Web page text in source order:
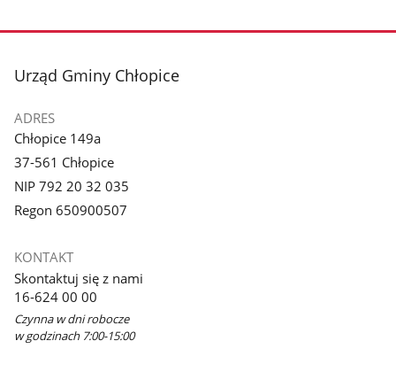
stopka
Urząd Gminy Chłopice
ADRES
Chłopice 149a
37-561 Chłopice
NIP 792 20 32 035
Regon 650900507
KONTAKT
Skontaktuj się z nami
16-624 00 00
Czynna w dni robocze
w godzinach 7:00-15:00